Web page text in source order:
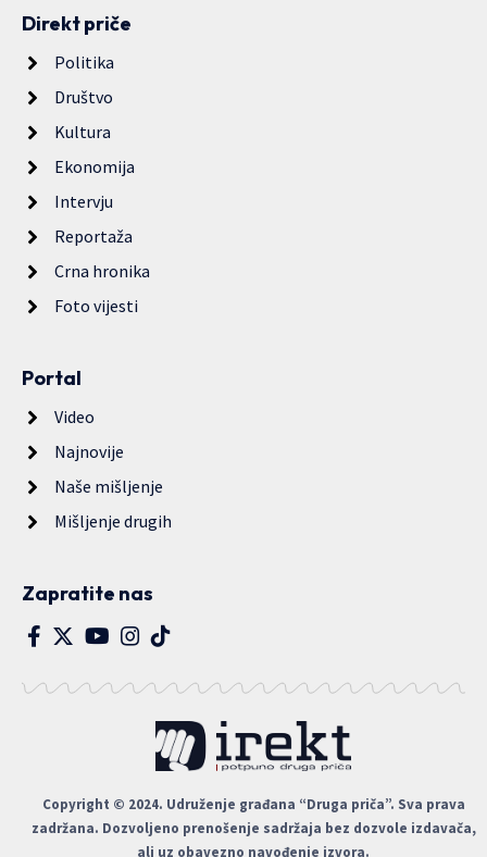
Direkt priče
Politika
Društvo
Kultura
Ekonomija
Intervju
Reportaža
Crna hronika
Foto vijesti
Portal
Video
Najnovije
Naše mišljenje
Mišljenje drugih
Zapratite nas
Copyright © 2024. Udruženje građana “Druga priča”. Sva prava
zadržana. Dozvoljeno prenošenje sadržaja bez dozvole izdavača,
ali uz obavezno navođenje izvora.